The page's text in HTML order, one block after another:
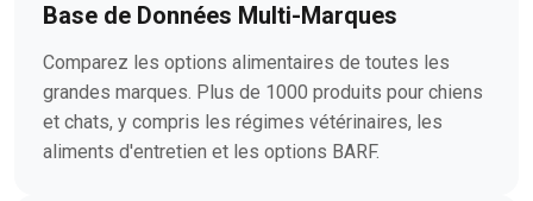
Base de Données Multi-Marques
Comparez les options alimentaires de toutes les
grandes marques. Plus de 1000 produits pour chiens
et chats, y compris les régimes vétérinaires, les
aliments d'entretien et les options BARF.